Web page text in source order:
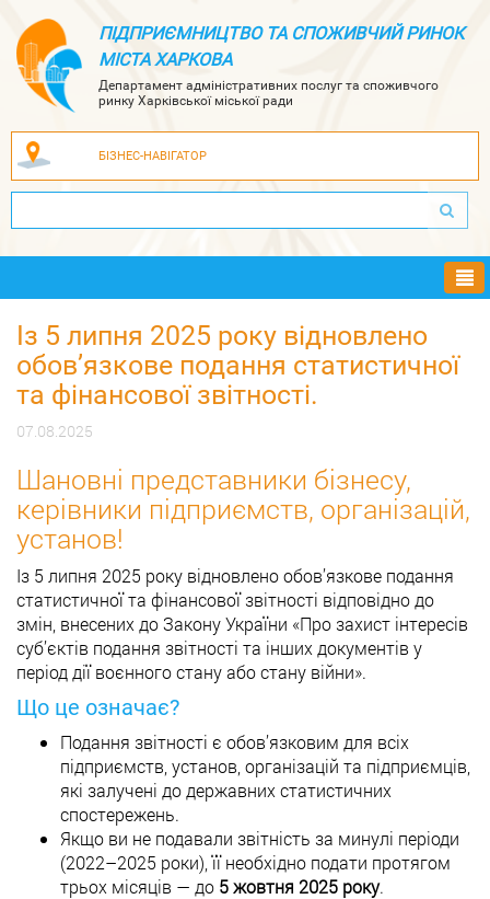
ПІДПРИЄМНИЦТВО ТА СПОЖИВЧИЙ РИНОК
МІСТА ХАРКОВА
Департамент адміністративних послуг та споживчого
ринку Харківської міської ради
БІЗНЕС-НАВІГАТОР
Із 5 липня 2025 року відновлено
обов’язкове подання статистичної
та фінансової звітності.
07.08.2025
Шановні представники бізнесу,
керівники підприємств, організацій,
установ!
Із 5 липня 2025 року відновлено обов’язкове подання
статистичної та фінансової звітності відповідно до
змін, внесених до Закону України «Про захист інтересів
суб’єктів подання звітності та інших документів у
період дії воєнного стану або стану війни».
Що це означає?
Подання звітності є обов’язковим для всіх
підприємств, установ, організацій та підприємців,
які залучені до державних статистичних
спостережень.
Якщо ви не подавали звітність за минулі періоди
(2022–2025 роки), її необхідно подати протягом
трьох місяців — до 5 жовтня 2025 року.